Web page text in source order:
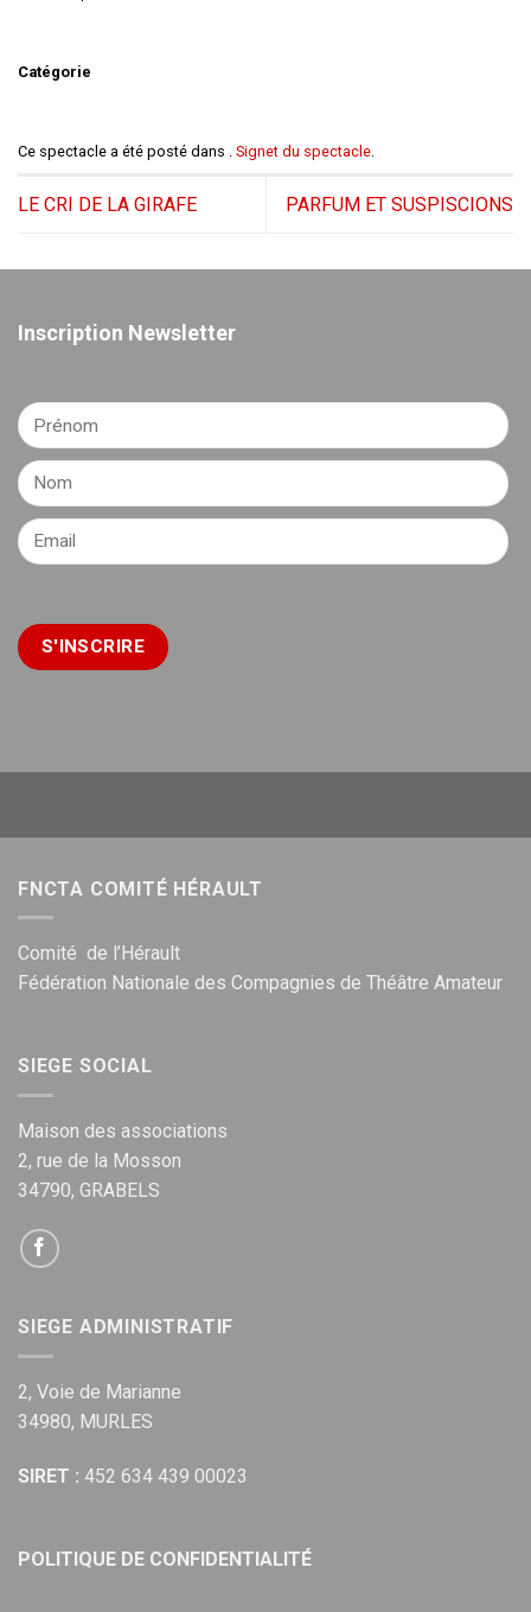
Catégorie
Ce spectacle a été posté dans . Signet du spectacle.
LE CRI DE LA GIRAFE PARFUM ET SUSPISCIONS
Inscription Newsletter
FNCTA COMITÉ HÉRAULT
Comité de l’Hérault
Fédération Nationale des Compagnies de Théâtre Amateur
SIEGE SOCIAL
Maison des associations
2, rue de la Mosson
34790, GRABELS
SIEGE ADMINISTRATIF
2, Voie de Marianne
34980, MURLES
SIRET : 452 634 439 00023
POLITIQUE DE CONFIDENTIALITÉ